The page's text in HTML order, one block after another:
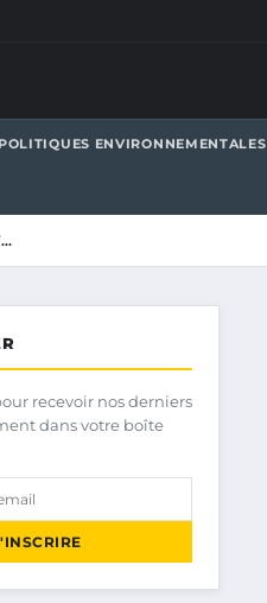
POLITIQUES ENVIRONNEMENTALES
recevoir nos derniers
dans votre boîte